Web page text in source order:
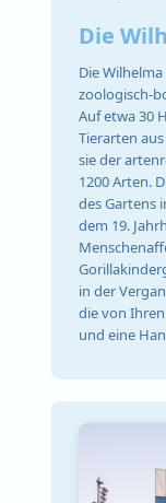
Die
Die
zoologisch-
Auf etwa 30
Tierarten
sie der
1200 Arten.
des Gartens
dem 19.
in der
die von
und eine